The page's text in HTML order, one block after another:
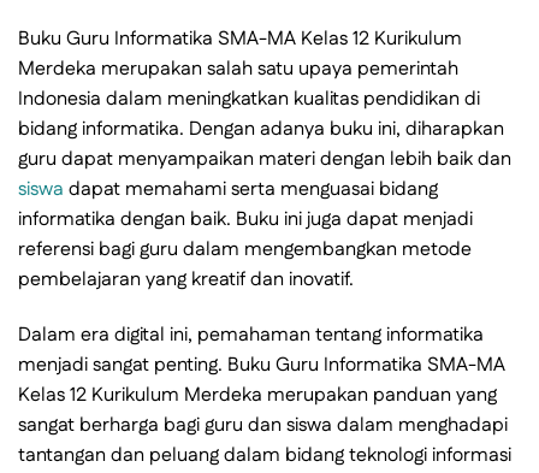
Buku Guru Informatika SMA-MA Kelas 12 Kurikulum
Merdeka merupakan salah satu upaya pemerintah
Indonesia dalam meningkatkan kualitas pendidikan di
bidang informatika. Dengan adanya buku ini, diharapkan
guru dapat menyampaikan materi dengan lebih baik dan
siswa dapat memahami serta menguasai bidang
informatika dengan baik. Buku ini juga dapat menjadi
referensi bagi guru dalam mengembangkan metode
pembelajaran yang kreatif dan inovatif.
Dalam era digital ini, pemahaman tentang informatika
menjadi sangat penting. Buku Guru Informatika SMA-MA
Kelas 12 Kurikulum Merdeka merupakan panduan yang
sangat berharga bagi guru dan siswa dalam menghadapi
tantangan dan peluang dalam bidang teknologi informasi